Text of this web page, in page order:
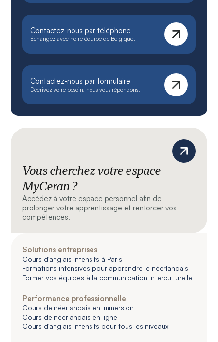
Contactez-nous par téléphone
Échangez avec notre équipe de Belgique.
Contactez-nous par formulaire
Décrivez votre besoin, nous vous répondons.
Vous cherchez votre espace
MyCeran ?
Accédez à votre espace personnel afin de
prolonger votre apprentissage et renforcer vos
compétences.
Solutions entreprises
Cours d'anglais intensifs à Paris
Formations intensives pour apprendre le néerlandais
Former vos équipes à la communication interculturelle
Performance professionnelle
Cours de néerlandais en immersion
Cours de néerlandais en ligne
Cours d'anglais intensifs pour tous les niveaux